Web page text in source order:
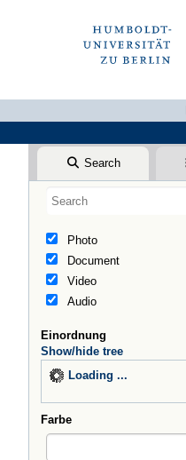
Search
Photo
Document
Video
Audio
Einordnung
Show/hide tree
Loading ...
Farbe